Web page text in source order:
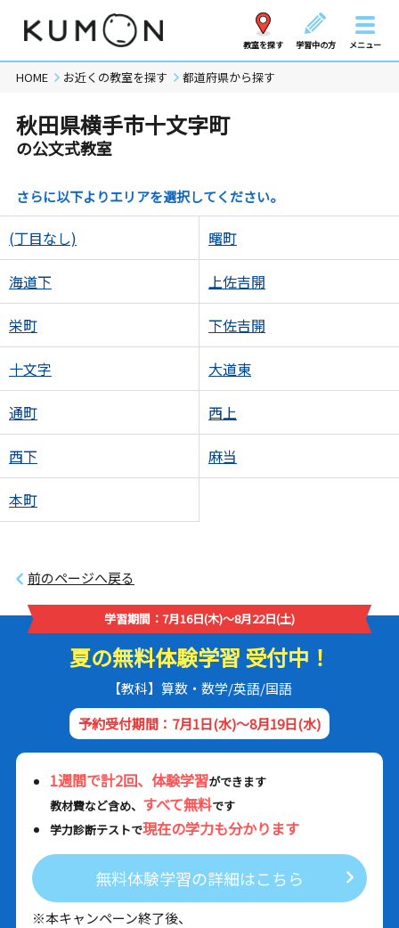
教室を探す 学習中の方 メニュー
HOME お近くの教室を探す 都道府県から探す
秋田県横手市十文字町
の公文式教室
さらに以下よりエリアを選択してください。
(丁目なし) 曙町
海道下 上佐吉開
栄町 下佐吉開
十文字 大道東
通町 西上
西下 麻当
本町
前のページへ戻る
学習期間：7月16日(木)～8月22日(土)
夏の無料体験学習 受付中！
【教科】算数・数学/英語/国語
予約受付期間：7月1日(水)～8月19日(水)
1週間で計2回、体験学習ができます
教材費など含め、 すべて無料です
学力診断テストで現在の学力も分かります
無料体験学習の詳細はこちら
※本キャンペーン終了後、